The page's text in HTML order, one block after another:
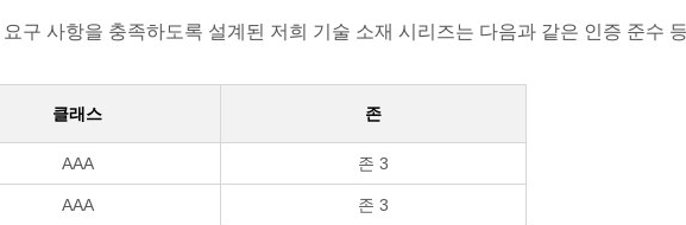
구 사항을 충족하도록 설계된 저희 기술 소재 시리즈는 다음과 같은 인증 준수
클래스 존
AAA 존 3
AAA 존 3